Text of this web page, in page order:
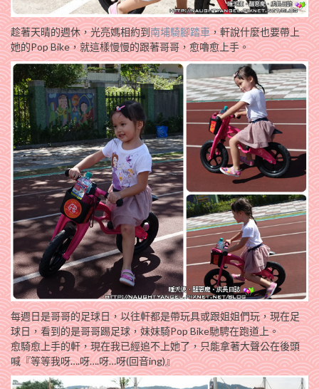
趁著天晴的週休，光亮媽相約到南埔騎腳踏車，軒說什麼也要帶上
她的Pop Bike，就這樣慢慢的跟著哥哥，愈嚕愈上手。
每週日是哥哥的足球日，以往軒都是帶玩具或跟姐姐們玩，現在足
球日，看到的是哥哥踢足球，妹妹騎Pop Bike馳騁在跑道上。
愈騎愈上手的軒，現在我已經追不上她了，只能拿著大聲公在後頭
喊『等等我呀….呀….呀…呀(回音ing)』